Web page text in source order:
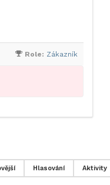
Role: Zákazník
Aktivity
Hlasování